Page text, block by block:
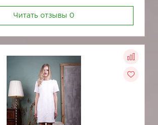
Читать отзывы 0